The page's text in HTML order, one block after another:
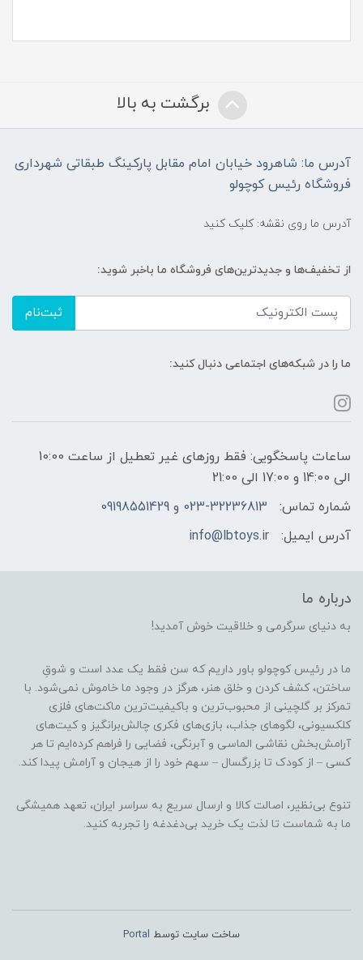
برگشت به بالا
آدرس ما: شاهرود خیابان امام مقابل پارکینگ طبقاتی شهرداری
فروشگاه رئیس کوچولو
آدرس ما روی نقشه: کلیک کنید
از تخفیف‌ها و جدیدترین‌های فروشگاه ما باخبر شوید:
ثبت‌نام
ما را در شبکه‌های اجتماعی دنبال کنید:
ساعات پاسخگویی: فقط روزهای غیر تعطیل از ساعت 10:00
الی 14:00 و 17:00 الی 21:00
شماره تماس:
023-32236813 و 09198551429
آدرس ایمیل:
info@lbtoys.ir
درباره ما
به دنیای سرگرمی و خلاقیت خوش آمدید!
ما در رئیس کوچولو باور داریم که سن فقط یک عدد است و شوقِ
ساختن، کشف کردن و خلق هنر، هرگز در وجود ما خاموش نمی‌شود. با
تمرکز بر گلچینی از محبوب‌ترین و باکیفیت‌ترین ماکت‌های فلزی
کلکسیونی، لگوهای جذاب، بازی‌های فکری چالش‌برانگیز و کیت‌های
آرامش‌بخش نقاشی الماسی و آبرنگی، فضایی را فراهم کرده‌ایم تا هر
کسی – از کودک تا بزرگسال – سهم خود را از هیجان و آرامش پیدا کند.
تنوع بی‌نظیر، اصالت کالا و ارسال سریع به سراسر ایران، تعهد همیشگی
ما به شماست تا لذت یک خرید بی‌دغدغه را تجربه کنید.
ساخت سایت توسط Portal